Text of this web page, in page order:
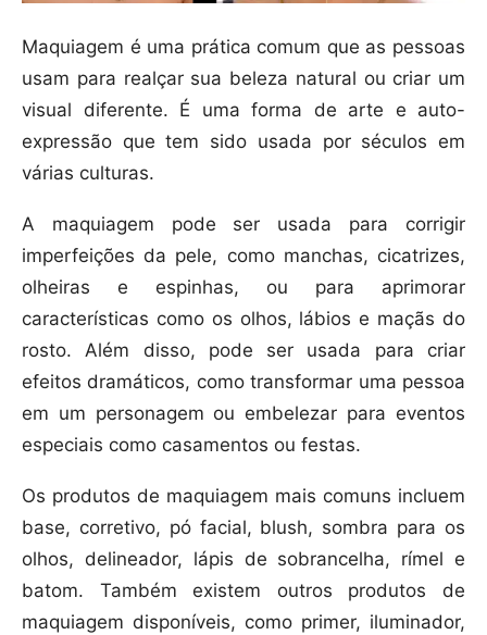
Maquiagem é uma prática comum que as pessoas
usam para realçar sua beleza natural ou criar um
visual diferente. É uma forma de arte e auto-
expressão que tem sido usada por séculos em
várias culturas.
A maquiagem pode ser usada para corrigir
imperfeições da pele, como manchas, cicatrizes,
olheiras e espinhas, ou para aprimorar
características como os olhos, lábios e maçãs do
rosto. Além disso, pode ser usada para criar
efeitos dramáticos, como transformar uma pessoa
em um personagem ou embelezar para eventos
especiais como casamentos ou festas.
Os produtos de maquiagem mais comuns incluem
base, corretivo, pó facial, blush, sombra para os
olhos, delineador, lápis de sobrancelha, rímel e
batom. Também existem outros produtos de
maquiagem disponíveis, como primer, iluminador,